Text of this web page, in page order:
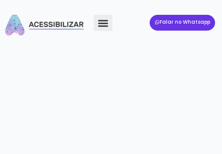
Falar no Whatsapp